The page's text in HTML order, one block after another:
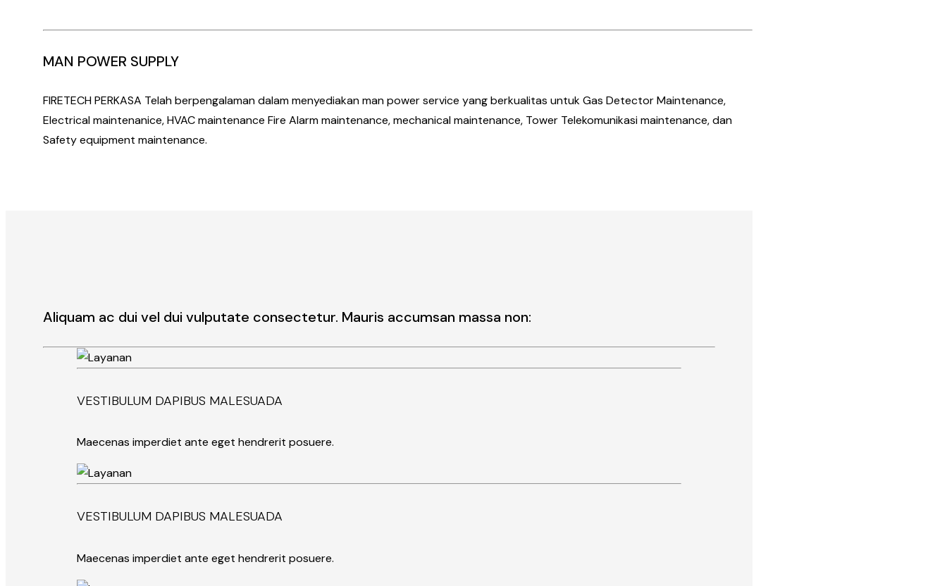
MAN POWER SUPPLY
FIRETECH PERKASA Telah berpengalaman dalam menyediakan man power service yang berkualitas untuk Gas Detector Maintenance,
Electrical maintenanice, HVAC maintenance Fire Alarm maintenance, mechanical maintenance, Tower Telekomunikasi maintenance, dan
Safety equipment maintenance.
Aliquam ac dui vel dui vulputate consectetur. Mauris accumsan massa non:
VESTIBULUM DAPIBUS MALESUADA
Maecenas imperdiet ante eget hendrerit posuere.
VESTIBULUM DAPIBUS MALESUADA
Maecenas imperdiet ante eget hendrerit posuere.